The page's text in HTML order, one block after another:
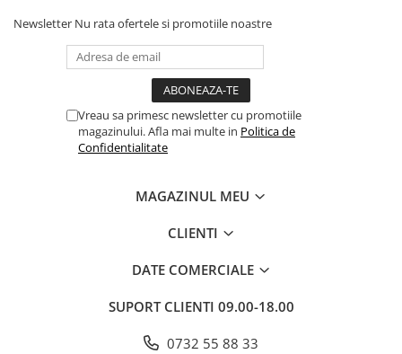
Newsletter Nu rata ofertele si promotiile noastre
Vreau sa primesc newsletter cu promotiile
magazinului. Afla mai multe in Politica de
Confidentialitate
MAGAZINUL MEU
CLIENTI
DATE COMERCIALE
SUPORT CLIENTI 09.00-18.00
0732 55 88 33